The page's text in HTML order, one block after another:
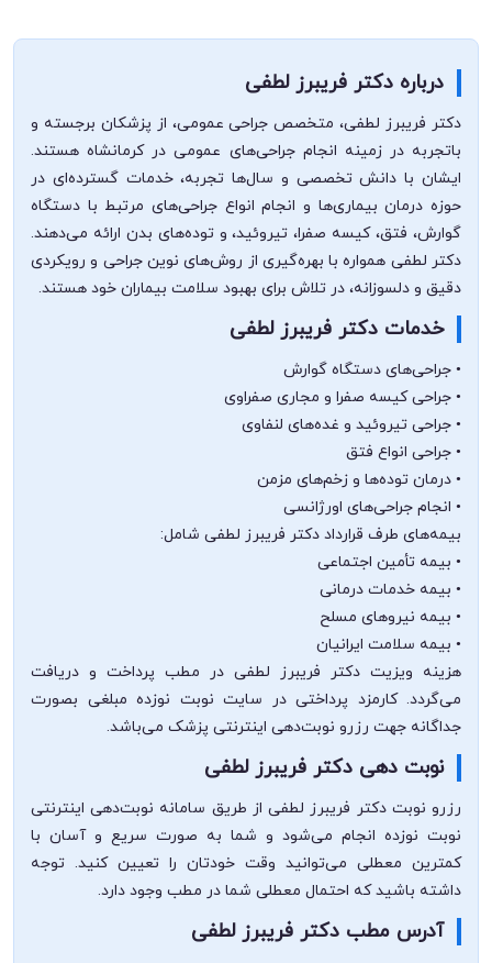
درباره دکتر فریبرز لطفی
دکتر فریبرز لطفی، متخصص جراحی عمومی، از پزشکان برجسته و
باتجربه در زمینه انجام جراحی‌های عمومی در کرمانشاه هستند.
ایشان با دانش تخصصی و سال‌ها تجربه، خدمات گسترده‌ای در
حوزه درمان بیماری‌ها و انجام انواع جراحی‌های مرتبط با دستگاه
گوارش، فتق، کیسه صفرا، تیروئید، و توده‌های بدن ارائه می‌دهند.
دکتر لطفی همواره با بهره‌گیری از روش‌های نوین جراحی و رویکردی
دقیق و دلسوزانه، در تلاش برای بهبود سلامت بیماران خود هستند.
خدمات دکتر فریبرز لطفی
• جراحی‌های دستگاه گوارش
• جراحی کیسه صفرا و مجاری صفراوی
• جراحی تیروئید و غده‌های لنفاوی
• جراحی انواع فتق
• درمان توده‌ها و زخم‌های مزمن
• انجام جراحی‌های اورژانسی
بیمه‌های طرف قرارداد دکتر فریبرز لطفی شامل:
• بیمه تأمین اجتماعی
• بیمه خدمات درمانی
• بیمه نیروهای مسلح
• بیمه سلامت ایرانیان
هزینه ویزیت دکتر فریبرز لطفی در مطب پرداخت و دریافت
می‌گردد. کارمزد پرداختی در سایت نوبت نوزده مبلغی بصورت
جداگانه جهت رزرو نوبت‌دهی اینترنتی پزشک می‌باشد.
نوبت دهی دکتر فریبرز لطفی
رزرو نوبت دکتر فریبرز لطفی از طریق سامانه نوبت‌دهی اینترنتی
نوبت نوزده انجام می‌شود و شما به صورت سریع و آسان با
کمترین معطلی می‌توانید وقت خودتان را تعیین کنید. توجه
داشته باشید که احتمال معطلی شما در مطب وجود دارد.
آدرس مطب دکتر فریبرز لطفی